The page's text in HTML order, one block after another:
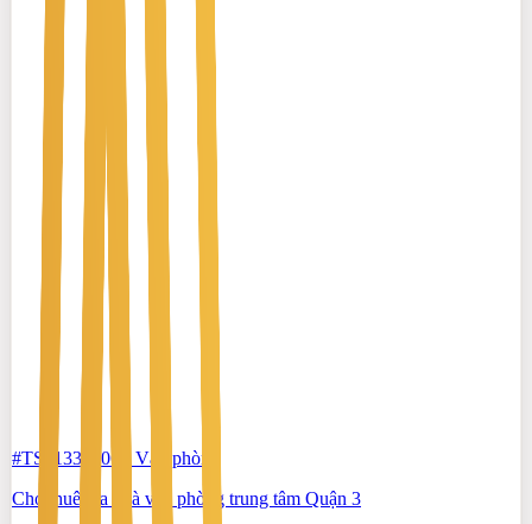
#TS51338806 -Văn phòng
Cho thuê tòa nhà văn phòng trung tâm Quận 3